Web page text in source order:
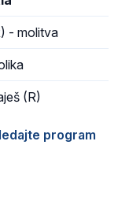
- molitva
(R)
program